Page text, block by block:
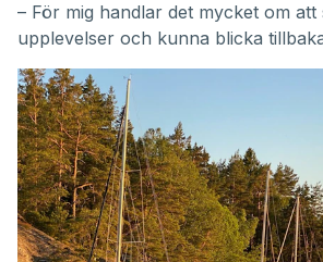
– För mig handlar det mycket om att
upplevelser och kunna blicka